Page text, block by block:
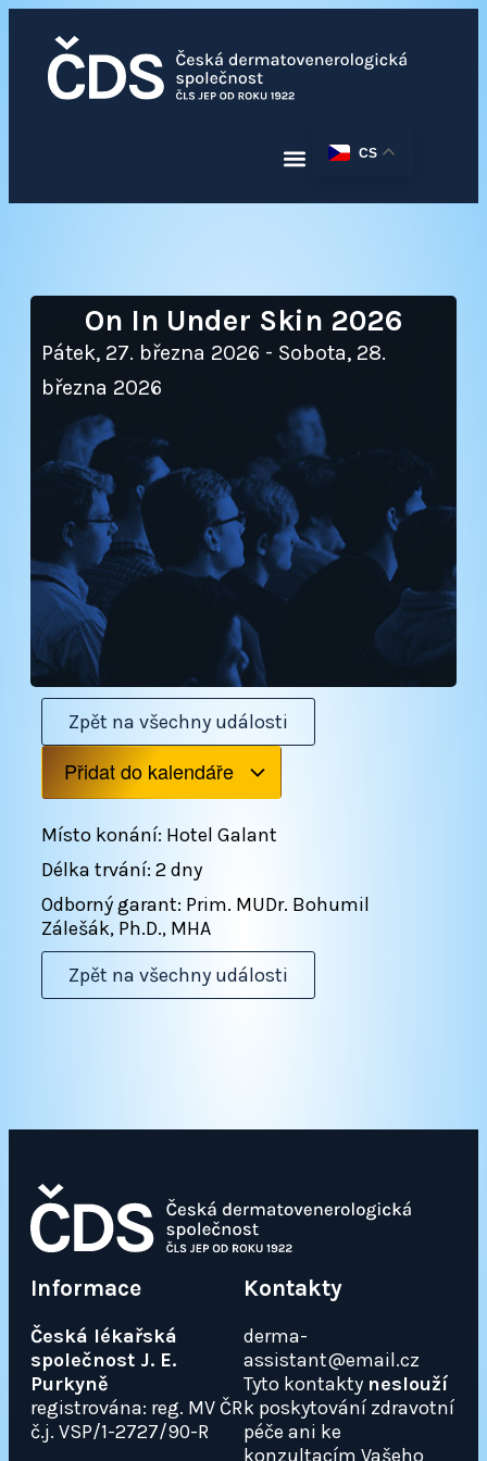
CS
On In Under Skin 2026
Pátek, 27. března 2026 - Sobota, 28.
března 2026
Přidat do kalendáře
Zpět na všechny události
Místo konání: Hotel Galant
Délka trvání: 2 dny
Odborný garant: Prim. MUDr. Bohumil
Zálešák, Ph.D., MHA
Zpět na všechny události
Informace
Česká lékařská
společnost J. E.
Purkyně
registrována: reg. MV ČR
č.j. VSP/1-2727/90-R
Kontakty
derma-
assistant@email.cz
Tyto kontakty neslouží
k poskytování zdravotní
péče ani ke
konzultacím Vašeho